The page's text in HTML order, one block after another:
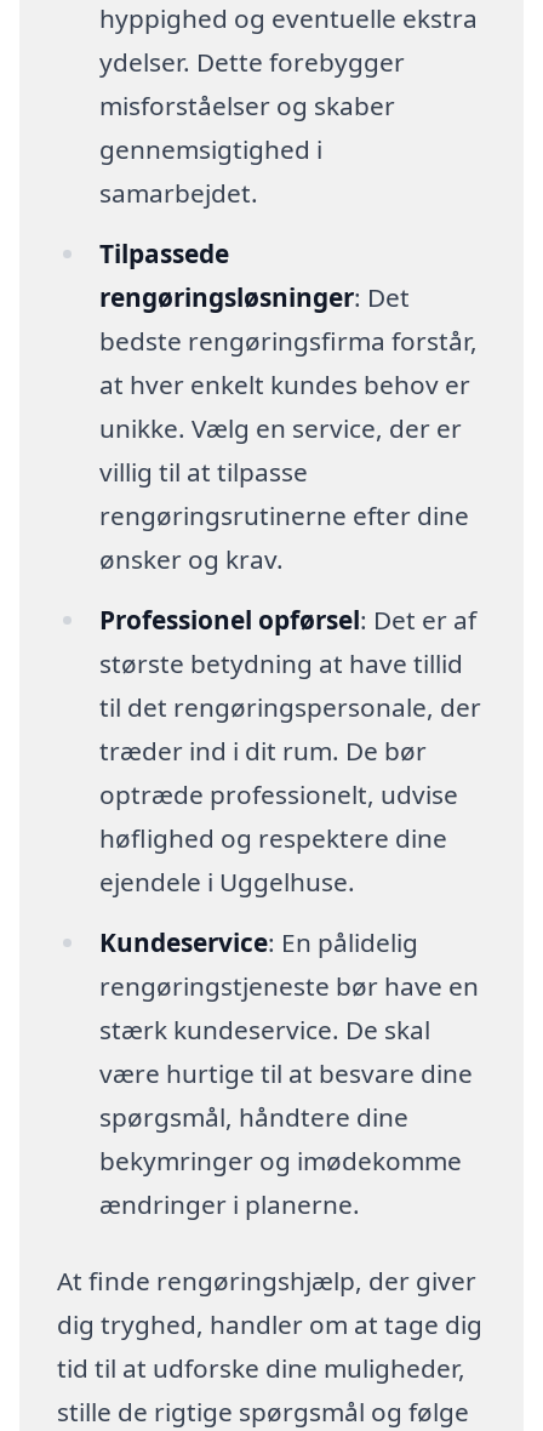
hyppighed og eventuelle ekstra
ydelser. Dette forebygger
misforståelser og skaber
gennemsigtighed i
samarbejdet.
Tilpassede
rengøringsløsninger: Det
bedste rengøringsfirma forstår,
at hver enkelt kundes behov er
unikke. Vælg en service, der er
villig til at tilpasse
rengøringsrutinerne efter dine
ønsker og krav.
Professionel opførsel: Det er af
største betydning at have tillid
til det rengøringspersonale, der
træder ind i dit rum. De bør
optræde professionelt, udvise
høflighed og respektere dine
ejendele i Uggelhuse.
Kundeservice: En pålidelig
rengøringstjeneste bør have en
stærk kundeservice. De skal
være hurtige til at besvare dine
spørgsmål, håndtere dine
bekymringer og imødekomme
ændringer i planerne.
At finde rengøringshjælp, der giver
dig tryghed, handler om at tage dig
tid til at udforske dine muligheder,
stille de rigtige spørgsmål og følge